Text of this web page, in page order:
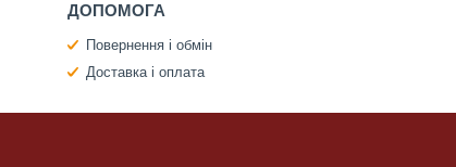
ДОПОМОГА
Повернення і обмін
Доставка і оплата